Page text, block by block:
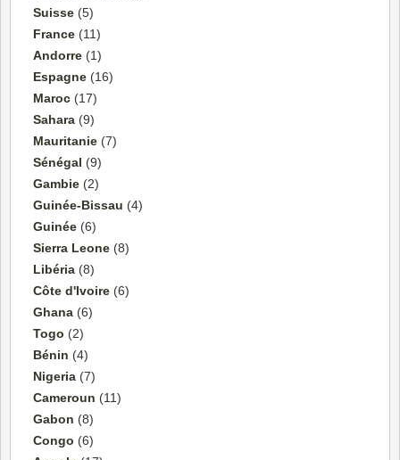
Suisse (5)
France (11)
Andorre (1)
Espagne (16)
Maroc (17)
Sahara (9)
Mauritanie (7)
Sénégal (9)
Gambie (2)
Guinée-Bissau (4)
Guinée (6)
Sierra Leone (8)
Libéria (8)
Côte d'Ivoire (6)
Ghana (6)
Togo (2)
Bénin (4)
Nigeria (7)
Cameroun (11)
Gabon (8)
Congo (6)